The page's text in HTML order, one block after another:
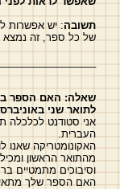
תשובה: יש אפשרות
של כל ספר, זה
שאלה: האם הספר
לתואר שני
אני סטודנט לכלכלה
העברית.
האקונומטריקה שאנו
מהתואר הראשון
וסיבוכים מתמטיים
האם הספר שלך